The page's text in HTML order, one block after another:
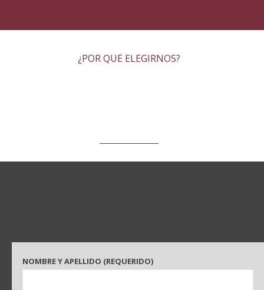
¿POR QUÉ ELEGIRNOS?
NOMBRE Y APELLIDO (REQUERIDO)